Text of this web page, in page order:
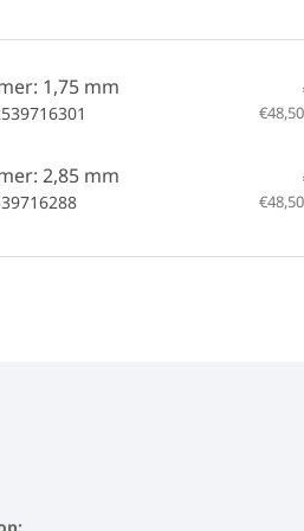
1,75 mm
2,85 mm